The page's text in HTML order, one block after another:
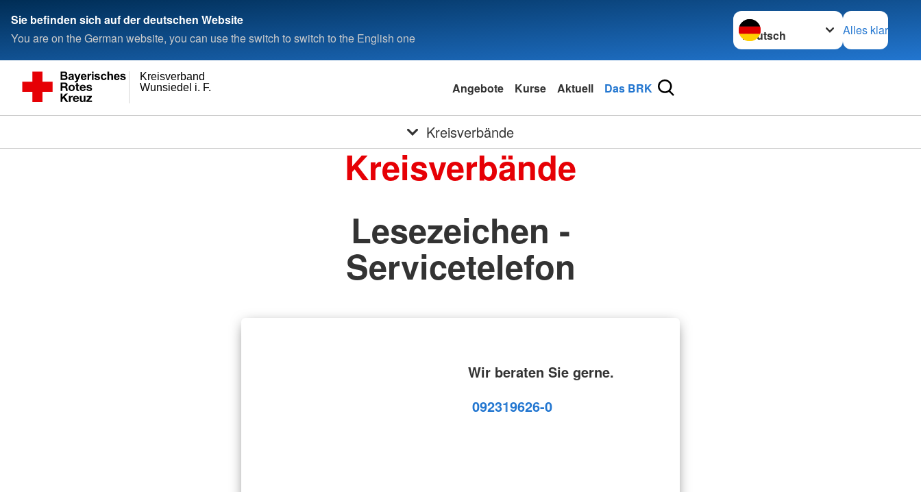
Sie befinden sich auf der deutschen Website
You are on the German website, you can use the switch to switch to the English one
Sprache wechseln zu
Alles klar
Wunsiedel i. F.
Kreisverband
Angebote Kurse Aktuell Das BRK
Kreisverbände
Kreisverbände
Lesezeichen -
Servicetelefon
Wir beraten Sie gerne.
092319626-0